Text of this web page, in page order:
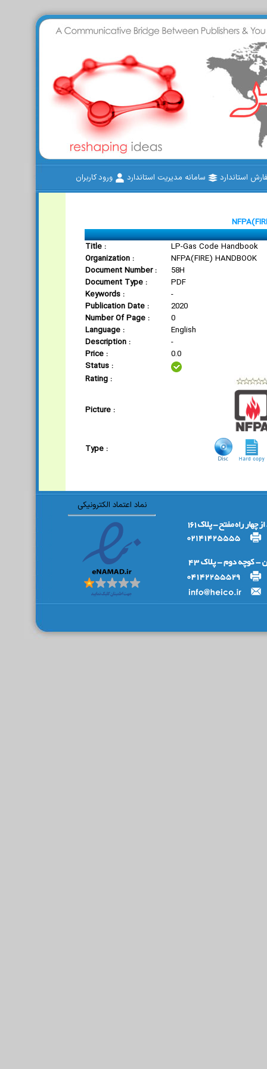
استاندارد سامانه مدیریت استاندارد ورود کاربران
Title :
LP-Gas Code Handbook
Organization :
NFPA(FIRE) HANDBOOK
Document Number :
58H
Document Type :
PDF
Keywords :
-
Publication Date :
2020
Number Of Page :
0
Language :
English
Description :
-
Price :
0.0
Status :
Rating :
Picture :
Type :
نماد اعتماد الکترونیکی